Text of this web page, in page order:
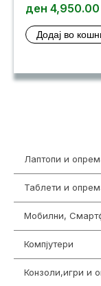
Лаптопи и
Таблети и
Мобилни,
Компјутери
Конзоли,игри и
ден 4,950.00
Додај во